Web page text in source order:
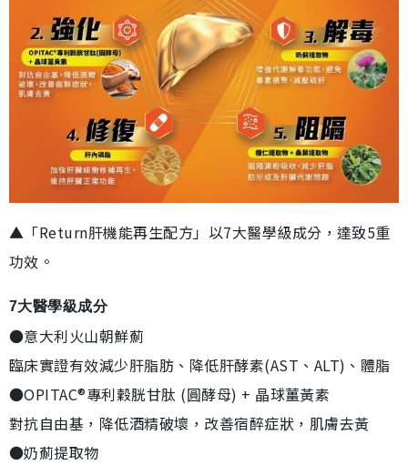
▲「Return肝機能再生配方」以7大醫學級成分，達致5重
功效。
7大醫學級成分
●意大利火山朝鮮薊
臨床實證有效減少肝脂肪、降低肝酵素(AST、ALT)、體脂
●OPITAC®專利穀胱甘肽 (圓酵母) + 晶球薑黃素
對抗自由基，降低酒精破壞，改善宿醉症狀，肌膚去黃
●奶薊提取物